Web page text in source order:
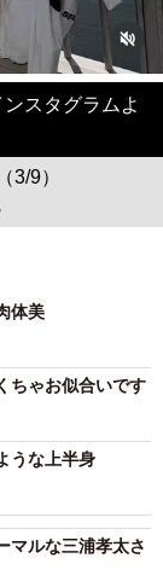
スタグラムよ
3/9）
体美
ちゃお似合いです
うな上半身
マルな三浦孝太さ